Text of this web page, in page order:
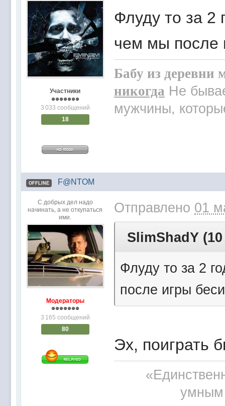
Участники
3 033 сообщений
18
Флуду то за 2
чем мы после
Бабу из деревни
никогда Не
мужчины,
OFFLINE F@NTOM
С добрых дел надо
начинать, а не откупаться
ими.
Модераторы
3 165 сообщений
80
Отправлено 01
SlimShadY
Флуду то за 2
после игры
Эх, поиграть
умным